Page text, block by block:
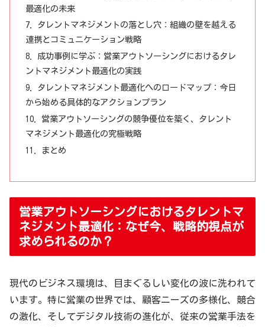
最適化の未来
タレントマネジメントの落とし穴：組織の壁を越える
連携とコミュニケーション戦略
成功事例に学ぶ：営業アウトソーシングにおけるタレ
ントマネジメント最適化の実践
タレントマネジメント最適化へのロードマップ：今日
から始める具体的なアクションプラン
営業アウトソーシングの競争優位を築く、タレント
マネジメント最適化の究極戦略
まとめ
営業アウトソーシングにおけるタレントマ
ネジメント最適化：なぜ今、戦略的視点が
求められるのか？
現代のビジネス環境は、目まぐるしい変化の波に洗われて
います。特に営業の世界では、顧客ニーズの多様化、競合
の激化、そしてデジタル技術の進化が、従来の営業手法を